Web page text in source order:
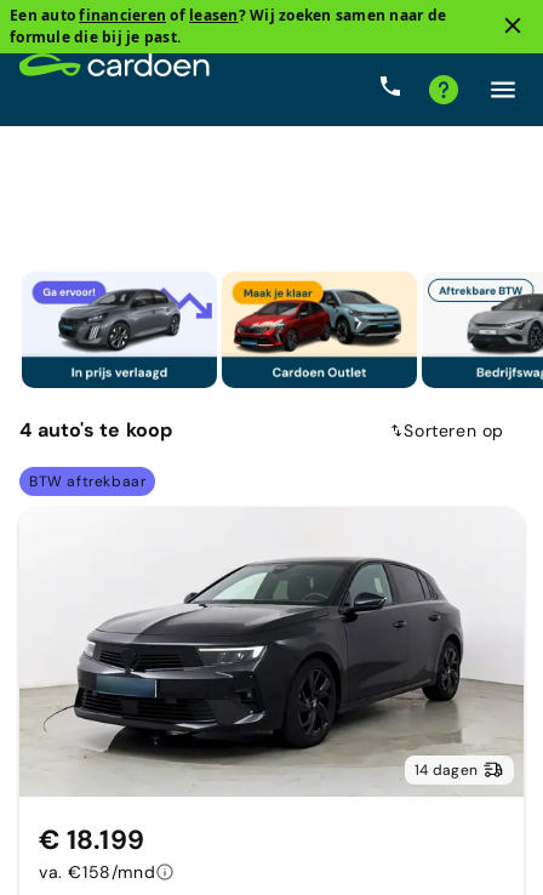
Een autofinancieren of leasen? Wij zoeken samen naar de
formule die bij je past.
Manueel Benzine
4 auto'ste koop Sorteren op
BTW aftrekbaar
14 dagen
€ 18.199
va. €158/mnd